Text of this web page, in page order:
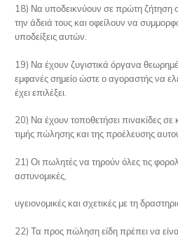
18) Να υποδεικνύουν σε πρώτη ζήτηση
την άδειά τους και οφείλουν να
υποδείξεις αυτών.
19) Να έχουν ζυγιστικά όργανα
εμφανές σημείο ώστε ο αγοραστής να
έχει επιλέξει.
20) Να έχουν τοποθετήσει πινακίδες σε
τιμής πώλησης και της προέλευσης
21) Οι πωλητές να τηρούν όλες τις
αστυνομικές,
υγειονομικές και σχετικές με τη
22) Τα προς πώληση είδη πρέπει να